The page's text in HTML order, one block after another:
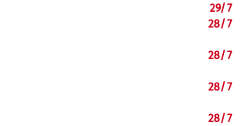
29/7
28/7
28/7
28/7
28/7